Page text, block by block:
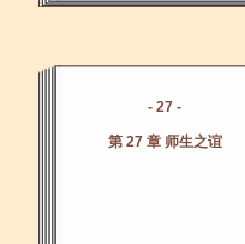
- 27 -
第 27 章 师生之谊